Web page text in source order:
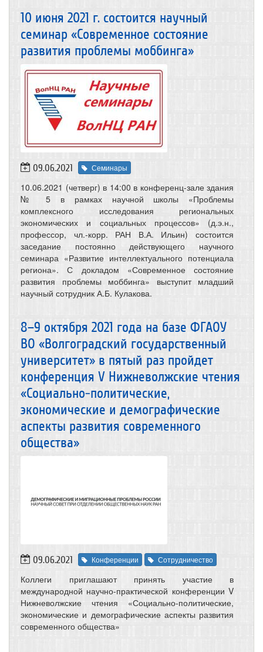
10 июня 2021 г. состоится научный
семинар «Современное состояние
развития проблемы моббинга»
09.06.2021 Семинары
10.06.2021 (четверг) в 14:00 в конференц-зале здания
№ 5 в рамках научной школы «Проблемы
комплексного исследования региональных
экономических и социальных процессов» (д.э.н.,
профессор, чл.-корр. РАН В.А. Ильин) состоится
заседание постоянно действующего научного
семинара «Развитие интеллектуального потенциала
региона». С докладом «Современное состояние
развития проблемы моббинга» выступит младший
научный сотрудник А.Б. Кулакова.
8–9 октября 2021 года на базе ФГАОУ
ВО «Волгоградский государственный
университет» в пятый раз пройдет
конференция V Нижневолжские чтения
«Социально-политические,
экономические и демографические
аспекты развития современного
общества»
09.06.2021 Конференции Сотрудничество
Коллеги приглашают принять участие в
международной научно-практической конференции V
Нижневолжские чтения «Социально-политические,
экономические и демографические аспекты развития
современного общества»